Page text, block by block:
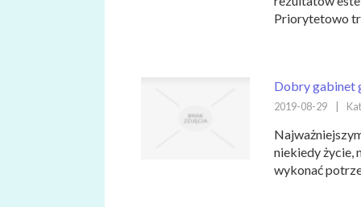
Priorytetowo
Dobry gabinet
2019-08-29
niekiedy życie,
wykonać